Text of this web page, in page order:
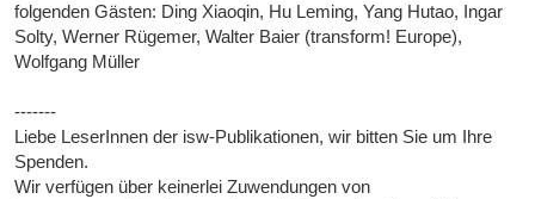
folgenden Gästen: Ding Xiaoqin, Hu Leming, Yang Hutao, Ingar
Solty, Werner Rügemer, Walter Baier (transform! Europe),
Wolfgang Müller
-------
Liebe LeserInnen der isw-Publikationen, wir bitten Sie um Ihre
Spenden.
Wir verfügen über keinerlei Zuwendungen von